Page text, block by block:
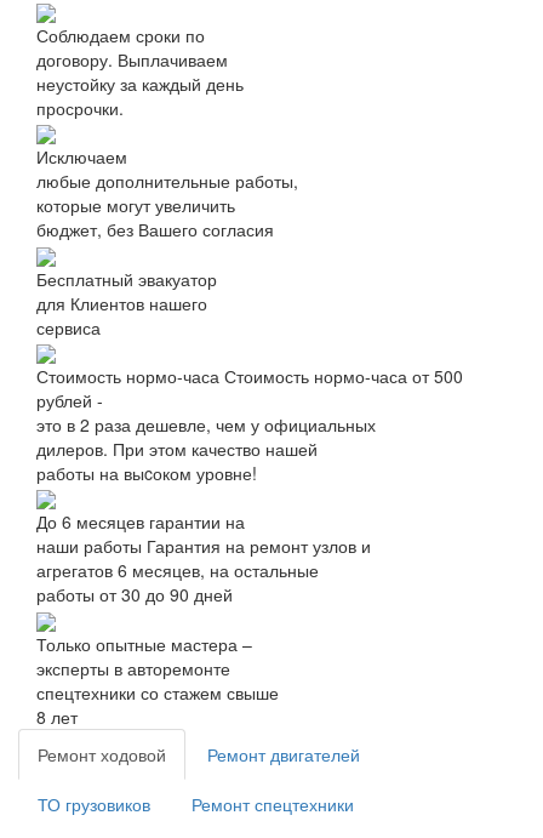
Соблюдаем сроки по
договору. Выплачиваем
неустойку за каждый день
просрочки.
Исключаем
любые дополнительные работы,
которые могут увеличить
бюджет, без Вашего согласия
Бесплатный эвакуатор
для Клиентов нашего
сервиса
Стоимость нормо-часа Стоимость нормо-часа от 500
рублей -
это в 2 раза дешевле, чем у официальных
дилеров. При этом качество нашей
работы на выcоком уровне!
До 6 месяцев гарантии на
наши работы Гарантия на ремонт узлов и
агрегатов 6 месяцев, на остальные
работы от 30 до 90 дней
Только опытные мастера –
эксперты в авторемонте
спецтехники со стажем свыше
8 лет
Ремонт ходовой
Ремонт двигателей
ТО грузовиков Ремонт спецтехники